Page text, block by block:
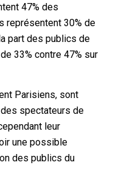
47% des
représentent 30% de
part des publics de
33% contre 47% sur
Parisiens, sont
spectateurs de
leur
une possible
des publics du